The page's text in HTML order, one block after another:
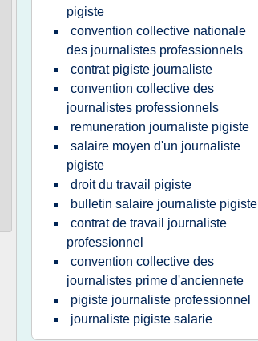
pigiste
convention collective nationale
des journalistes professionnels
contrat pigiste journaliste
convention collective des
journalistes professionnels
remuneration journaliste pigiste
salaire moyen d'un journaliste
pigiste
droit du travail pigiste
bulletin salaire journaliste pigiste
contrat de travail journaliste
professionnel
convention collective des
journalistes prime d'anciennete
pigiste journaliste professionnel
journaliste pigiste salarie